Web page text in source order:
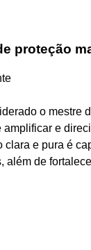
proteção
o mestre
e
clara e pura é
além de